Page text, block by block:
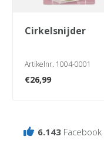
cirkelsnijder
Artikelnr. 1004-0001
€26,99
6.143